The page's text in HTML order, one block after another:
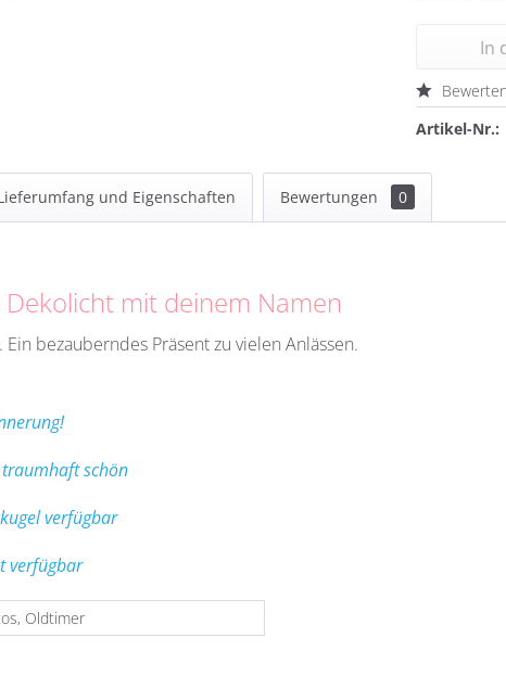
In
Bewerten
Artikel-Nr.:
und Eigenschaften Bewertungen 0
mit deinem Namen
bezauberndes Präsent zu vielen Anlässen.
schön
verfügbar
verfügbar
Oldtimer